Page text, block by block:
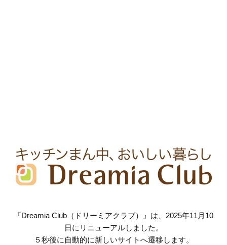
『Dreamia Club（ドリーミアクラブ）』は、2025年11月10
日にリニューアルしました。
５秒後に自動的に新しいサイトへ遷移します。